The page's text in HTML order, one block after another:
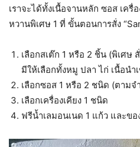
เราจะได้ทั้งเนื้อจานหลัก ซอส เครื่
หวานพิเศษ 1 ที่ ขั้นตอนการสั่ง
เลือกสเต๊ก 1 หรือ 2 ชิ้น (พิเศ
มีให้เลือกทั้งหมู ปลา ไก่ เนื้อนำ
เลือกซอส 1 หรือ 2 ชนิด (ตามจ
เลือกเครื่องเคียง 1 ชนิด
ฟรีน้ำเลมอนเนด 1 แก้ว และขอ